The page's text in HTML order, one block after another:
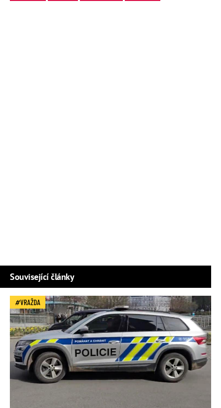
Související články
VRAŽDA